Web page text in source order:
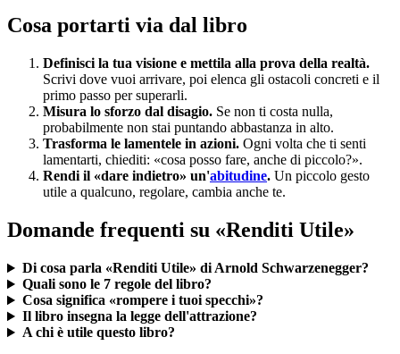
Cosa portarti via dal libro
Definisci la tua visione e mettila alla prova della realtà.
Scrivi dove vuoi arrivare, poi elenca gli ostacoli concreti e il
primo passo per superarli.
Misura lo sforzo dal disagio. Se non ti costa nulla,
probabilmente non stai puntando abbastanza in alto.
Trasforma le lamentele in azioni. Ogni volta che ti senti
lamentarti, chiediti: «cosa posso fare, anche di piccolo?».
Rendi il «dare indietro» un'abitudine. Un piccolo gesto
utile a qualcuno, regolare, cambia anche te.
Domande frequenti su «Renditi Utile»
Di cosa parla «Renditi Utile» di Arnold Schwarzenegger?
Quali sono le 7 regole del libro?
Cosa significa «rompere i tuoi specchi»?
Il libro insegna la legge dell'attrazione?
A chi è utile questo libro?